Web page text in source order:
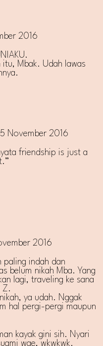
2016
itu, Mbak. Udah lawas
5 November 2016
friendship is just a
2016
paling indah dan
belum nikah Mba. Yang
lagi, traveling ke sana
Z.
ya udah. Nggak
hal pergi-pergi maupun
kayak gini sih. Nyari
wae, wkwkwk.